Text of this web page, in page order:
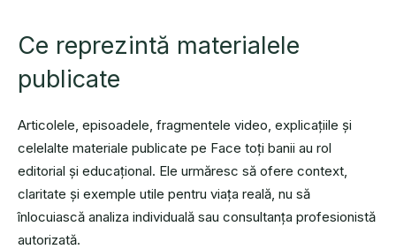
Ce reprezintă materialele
publicate
Articolele, episoadele, fragmentele video, explicațiile și
celelalte materiale publicate pe Face toți banii au rol
editorial și educațional. Ele urmăresc să ofere context,
claritate și exemple utile pentru viața reală, nu să
înlocuiască analiza individuală sau consultanța profesionistă
autorizată.